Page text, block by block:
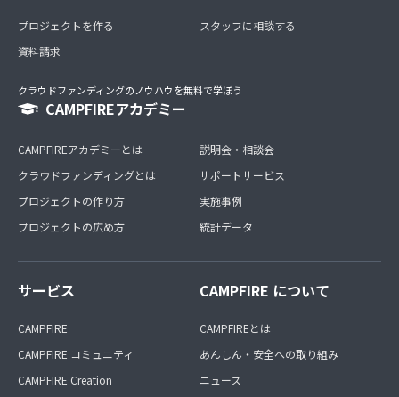
プロジェクトを作る
資料請求
スタッフに相談する
クラウドファンディングのノウハウを無料で学ぼう
CAMPFIREアカデミー
CAMPFIREアカデミーとは
クラウドファンディングとは
プロジェクトの作り方
プロジェクトの広め方
説明会・相談会
サポートサービス
実施事例
統計データ
サービス
CAMPFIRE
CAMPFIRE コミュニティ
CAMPFIRE Creation
CAMPFIRE について
CAMPFIREとは
あんしん・安全への取り組み
ニュース